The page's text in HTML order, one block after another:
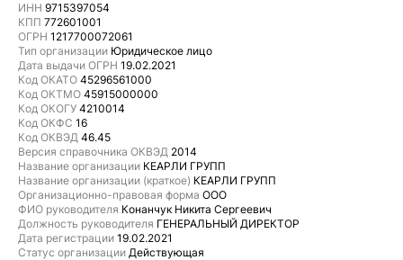
ИНН 9715397054
КПП 772601001
ОГРН 1217700072061
Тип организации Юридическое лицо
Дата выдачи ОГРН 19.02.2021
Код ОКАТО 45296561000
Код ОКТМО 45915000000
Код ОКОГУ 4210014
Код ОКФС 16
Код ОКВЭД 46.45
Версия справочника ОКВЭД 2014
Название организации КЕАРЛИ ГРУПП
Название организации (краткое) КЕАРЛИ ГРУПП
Организационно-правовая форма ООО
ФИО руководителя Конанчук Никита Сергеевич
Должность руководителя ГЕНЕРАЛЬНЫЙ ДИРЕКТОР
Дата регистрации 19.02.2021
Статус организации Действующая